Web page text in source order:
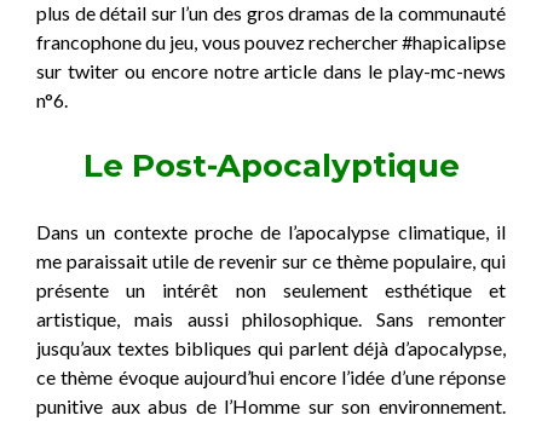
plus de détail sur l’un des gros dramas de la communauté
francophone du jeu, vous pouvez rechercher #hapicalipse
sur twiter ou encore notre article dans le play-mc-news
n°6.
Le Post-Apocalyptique
Dans un contexte proche de l’apocalypse climatique, il
me paraissait utile de revenir sur ce thème populaire, qui
présente un intérêt non seulement esthétique et
artistique, mais aussi philosophique. Sans remonter
jusqu’aux textes bibliques qui parlent déjà d’apocalypse,
ce thème évoque aujourd’hui encore l’idée d’une réponse
punitive aux abus de l’Homme sur son environnement.